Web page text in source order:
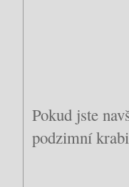
Pokud jste
podzimní